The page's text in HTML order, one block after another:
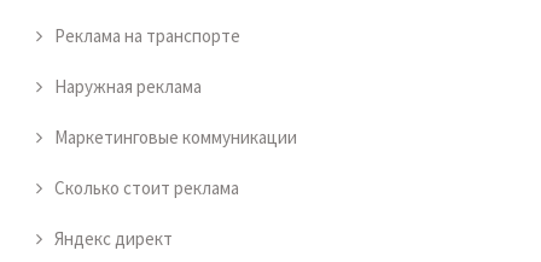
Реклама на транспорте
Наружная реклама
Маркетинговые коммуникации
Сколько стоит реклама
Яндекс директ